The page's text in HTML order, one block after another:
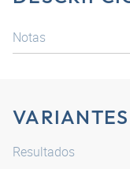
Notas
Resultados